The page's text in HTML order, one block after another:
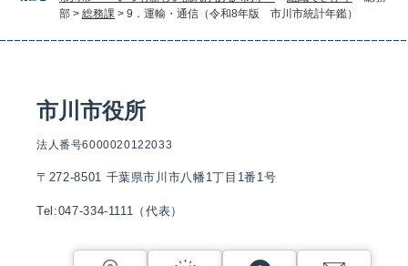
部 > 総務課 > 9．運輸・通信（令和8年版 市川市統計年鑑）
市川市役所
法人番号6000020122033
〒272-8501 千葉県市川市八幡1丁目1番1号
Tel:047-334-1111（代表）